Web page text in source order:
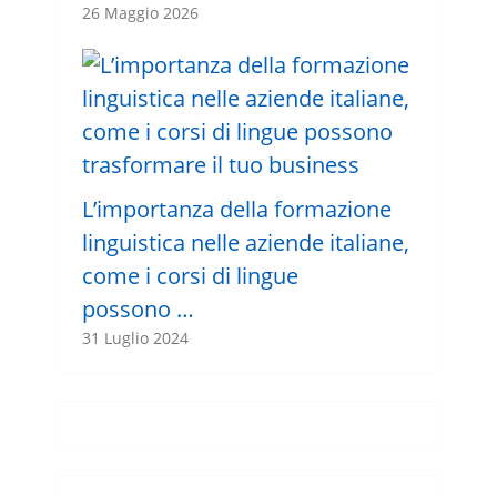
26 Maggio 2026
L’importanza della formazione
linguistica nelle aziende italiane,
come i corsi di lingue
possono …
31 Luglio 2024